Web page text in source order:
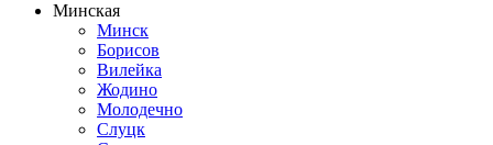
Минская
Минск
Борисов
Вилейка
Жодино
Молодечно
Слуцк